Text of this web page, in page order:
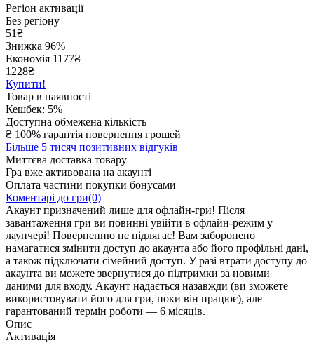
Регіон активації
Без регіону
51₴
Знижка 96%
Економія 1177₴
1228₴
Купити!
Товар в наявності
Кешбек: 5%
Доступна обмежена кількість
₴ 100% гарантія повернення грошей
Більше 5 тисяч позитивних відгуків
Миттєва доставка товару
Гра вже активована на акаунті
Оплата частини покупки бонусами
Коментарі до гри(0)
Акаунт призначений лише для офлайн-гри! Після
завантаження гри ви повинні увійти в офлайн-режим у
лаунчері! Поверненню не підлягає! Вам заборонено
намагатися змінити доступ до акаунта або його профільні дані,
а також підключати сімейний доступ. У разі втрати доступу до
акаунта ви можете звернутися до підтримки за новими
даними для входу. Акаунт надається назавжди (ви зможете
використовувати його для гри, поки він працює), але
гарантований термін роботи — 6 місяців.
Опис
Активація